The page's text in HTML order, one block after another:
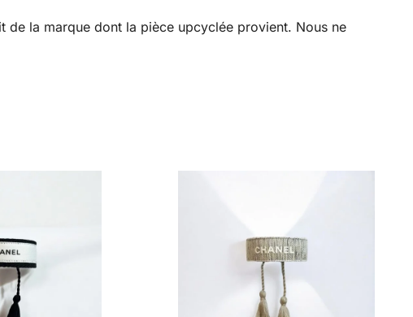
de la marque dont la pièce upcyclée provient. Nous ne